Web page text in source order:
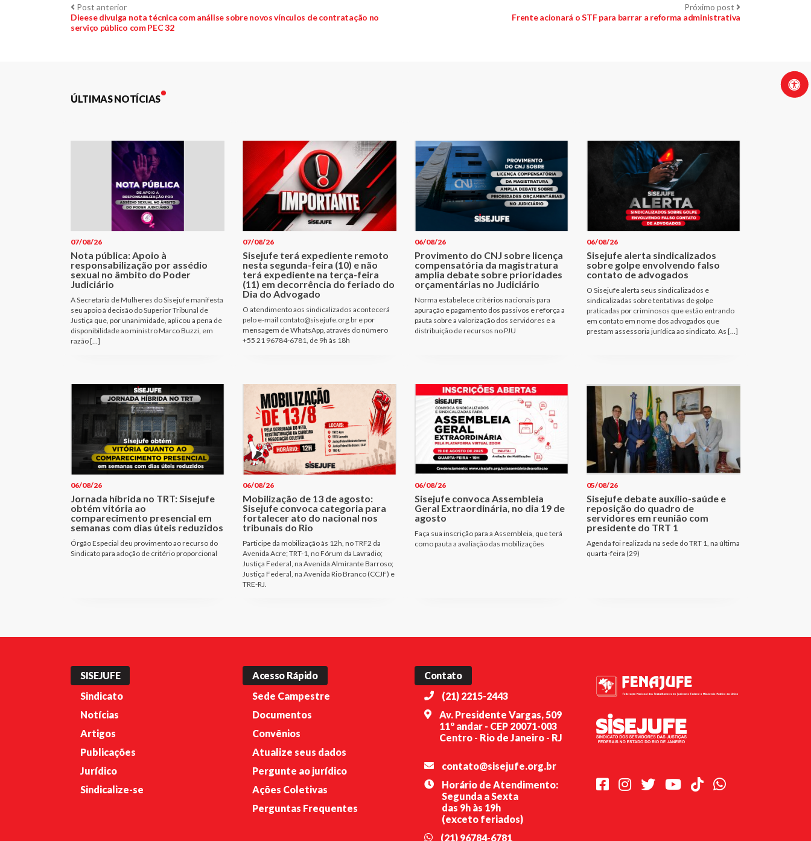
Navegação
de
Post anteriorPost
anterior:
Dieese divulga nota técnica com análise sobre novos vínculos de contratação no
serviço público com PEC 32
Próximo post Próximo
Frente acionará o STF para barrar a reforma administrativa
ÚLTIMAS NOTÍCIAS
07/08/26
Nota pública: Apoio à
responsabilização por assédio
sexual no âmbito do Poder
Judiciário
A Secretaria de Mulheres do Sisejufe manifesta
seu apoio à decisão do Superior Tribunal de
Justiça que, por unanimidade, aplicou a pena de
disponibilidade ao ministro Marco Buzzi, em
razão […]
07/08/26
Sisejufe terá expediente remoto
nesta segunda-feira (10) e não
terá expediente na terça-feira
(11) em decorrência do feriado do
Dia do Advogado
O atendimento aos sindicalizados acontecerá
pelo e-mail contato@sisejufe.org.br e por
mensagem de WhatsApp, através do número
+55 21 96784-6781, de 9h às 18h
06/08/26
Provimento do CNJ sobre licença
compensatória da magistratura
amplia debate sobre prioridades
orçamentárias no Judiciário
Norma estabelece critérios nacionais para
apuração e pagamento dos passivos e reforça a
pauta sobre a valorização dos servidores e a
distribuição de recursos no PJU
06/08/26
Sisejufe alerta sindicalizados
sobre golpe envolvendo falso
contato de advogados
O Sisejufe alerta seus sindicalizados e
sindicalizadas sobre tentativas de golpe
praticadas por criminosos que estão entrando
em contato em nome dos advogados que
prestam assessoria jurídica ao sindicato. As […]
06/08/26
Jornada híbrida no TRT: Sisejufe
obtém vitória ao
comparecimento presencial em
semanas com dias úteis reduzidos
Órgão Especial deu provimento ao recurso do
Sindicato para adoção de critério proporcional
06/08/26
Mobilização de 13 de agosto:
Sisejufe convoca categoria para
fortalecer ato do nacional nos
tribunais do Rio
Participe da mobilização às 12h, no TRF2 da
Avenida Acre; TRT-1, no Fórum da Lavradio;
Justiça Federal, na Avenida Almirante Barroso;
Justiça Federal, na Avenida Rio Branco (CCJF) e
TRE-RJ.
06/08/26
Sisejufe convoca Assembleia
Geral Extraordinária, no dia 19 de
agosto
Faça sua inscrição para a Assembleia, que terá
como pauta a avaliação das mobilizações
05/08/26
Sisejufe debate auxílio-saúde e
reposição do quadro de
servidores em reunião com
presidente do TRT 1
Agenda foi realizada na sede do TRT 1, na última
quarta-feira (29)
SISEJUFE
Sindicato
Notícias
Artigos
Publicações
Jurídico
Sindicalize-se
Acesso Rápido
Sede Campestre
Documentos
Convênios
Atualize seus dados
Pergunte ao jurídico
Ações Coletivas
Perguntas Frequentes
Contato
(21) 2215-2443
Av. Presidente Vargas, 509
11º andar - CEP 20071-003
Centro - Rio de Janeiro - RJ
contato@sisejufe.org.br
Horário de Atendimento:
Segunda a Sexta
das 9h às 19h
(exceto feriados)
(21) 96784-6781
FacebookInstagram
TwitterYoutubeTikTokWhatsapp